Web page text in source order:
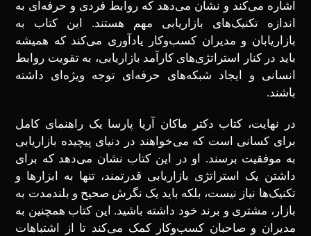
اشاره می‌کند و نشان می‌دهد که روابط فردی و حرفه‌ای به
اندازه تکنیک‌های بازاریابی مهم هستند. این کتاب به
بازاریابان و مدیران کسب‌وکار یادآوری می‌کند که همیشه
باید در کنار استراتژی‌های کارآمد بازاریابی، به تقویت روابط
انسانی و ایجاد شبکه‌های حرفه‌ای توجه ویژه‌ای داشته
باشند.
در نهایت، کتاب دکتر ماکان آریا پارسا یک راهنمای کامل
برای کسانی است که می‌خواهند در دنیای پیچیده بازاریابی
به موفقیت برسند. او در این کتاب نشان می‌دهد که برای
داشتن یک استراتژی بازاریابی قدرتمند، تنها به ابزارها و
تکنیک‌ها نیاز نیست، بلکه باید یک نگرش صحیح و بلندمدت به
بازار، مشتری و برند خود داشته باشید. این کتاب همچنین به
مدیران و صاحبان کسب‌وکار کمک می‌کند تا از اشتباهات